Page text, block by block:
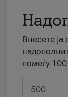
Внесете ја
помеѓу